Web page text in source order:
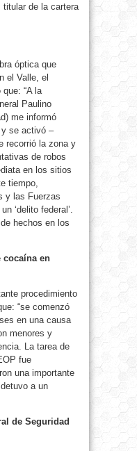
titular de la cartera
óptica que
el Valle, el
“A la
Paulino
me informó
se activó –
recorrió la zona y
de robos
en los sitios
tiempo,
y las Fuerzas
‘delito federal’.
hechos en los
cocaína en
procedimiento
“se comenzó
en una causa
menores y
La tarea de
fue
una importante
a un
de Seguridad